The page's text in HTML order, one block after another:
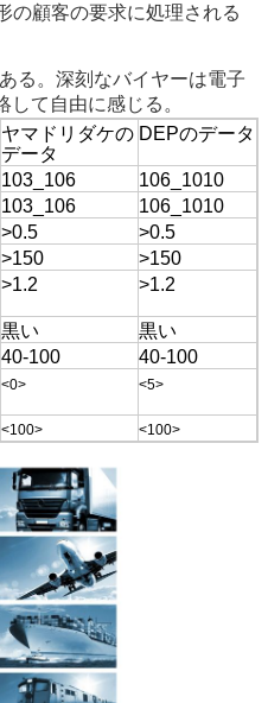
の顧客の要求に処理される
る。深刻なバイヤーは電子
して自由に感じる。
ヤマドリダケの
データ
DEPのデータ
103_106
106_1010
103_106
106_1010
>0.5
>0.5
>150
>150
>1.2 >1.2
黒い
黒い
40-100
40-100
<0> <5>
<100> <100>